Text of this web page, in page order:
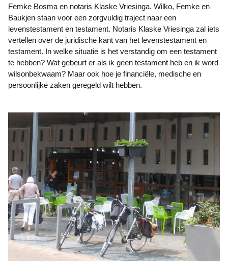
Femke Bosma en notaris Klaske Vriesinga. Wilko, Femke en
Baukjen staan voor een zorgvuldig traject naar een
levenstestament en testament. Notaris Klaske Vriesinga zal iets
vertellen over de juridische kant van het levenstestament en
testament. In welke situatie is het verstandig om een testament
te hebben? Wat gebeurt er als ik geen testament heb en ik word
wilsonbekwaam? Maar ook hoe je financiële, medische en
persoonlijke zaken geregeld wilt hebben.